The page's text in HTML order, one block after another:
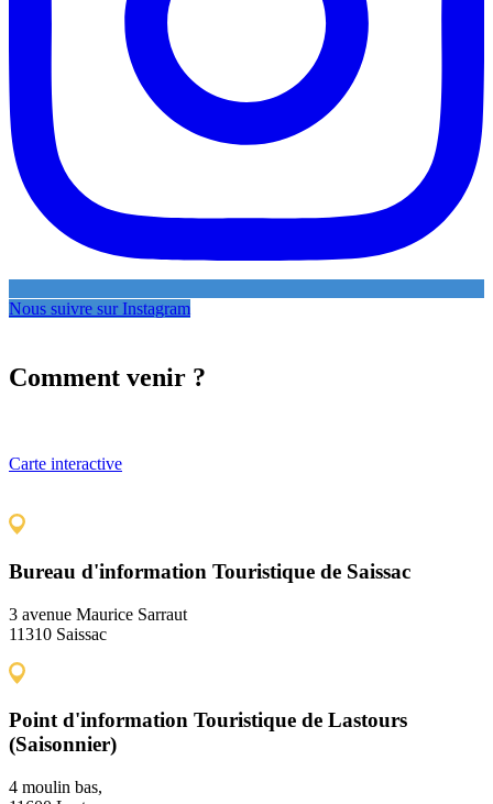
Nous suivre sur Instagram
Comment venir ?
Carte interactive
Bureau d'information Touristique de Saissac
3 avenue Maurice Sarraut
11310 Saissac
Point d'information Touristique de Lastours
(Saisonnier)
4 moulin bas,